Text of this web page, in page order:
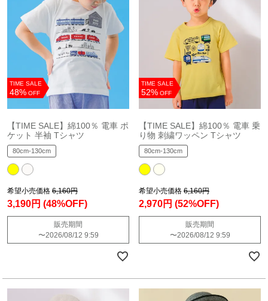
TIME SALE
48% OFF
【TIME SALE】綿100％ 電車 ポ
ケット 半袖 Tシャツ
80cm-130cm
希望小売価格 6,160円
3,190円 (48%OFF)
販売期間
〜2026/08/12 9:59
TIME SALE
52% OFF
【TIME SALE】綿100％ 電車 乗
り物 刺繍ワッペン Tシャツ
80cm-130cm
希望小売価格 6,160円
2,970円 (52%OFF)
販売期間
〜2026/08/12 9:59